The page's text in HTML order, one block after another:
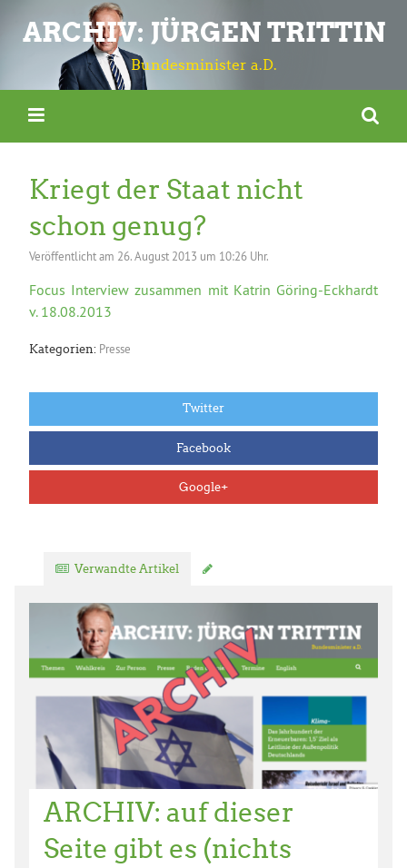
ARCHIV: JÜRGEN TRITTIN
Bundesminister a.D.
Kriegt der Staat nicht
schon genug?
Veröffentlicht am 26. August 2013 um 10:26 Uhr.
Focus Interview zusammen mit Katrin Göring-Eckhardt
v. 18.08.2013
Kategorien: Presse
Twitter
Facebook
Google+
Verwandte Artikel
ARCHIV: auf dieser
Seite gibt es (nichts